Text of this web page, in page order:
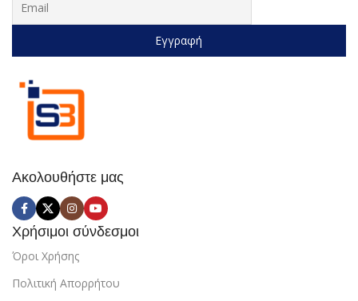
Ακολουθήστε μας
Χρήσιμοι σύνδεσμοι
Όροι Χρήσης
Πολιτική Απορρήτου